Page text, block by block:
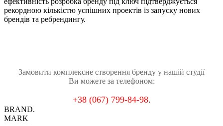
рекордною кількістю успішних проектів із запуску нових
брендів та ребрендингу.
Замовити комплексне створення бренду у нашій студії
Ви можете за телефоном:
+38 (067) 799-84-98.
BRAND.
MARK